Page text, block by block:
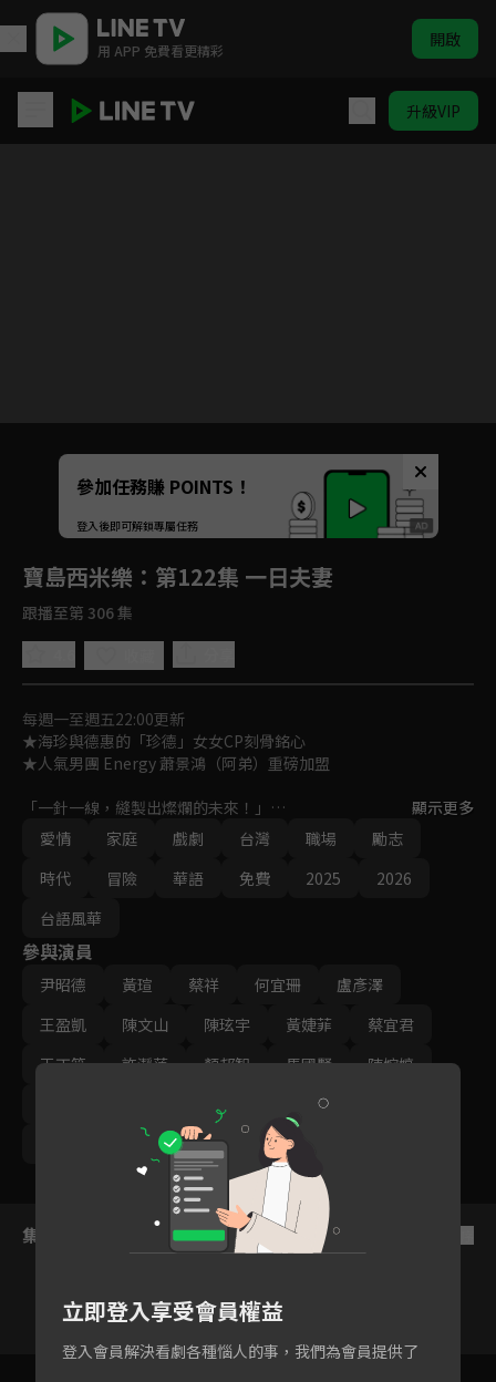
用 APP 免費看更精彩 開啟
升級VIP
Unmute
如有不便請見諒
參加任務賺 POINTS！
登入後即可解鎖專屬任務
寶島西米樂 ：第122集 一日夫妻
跟播至第 306 集
每週一至週五22:00更新
★海珍與德惠的「珍德」女女CP刻骨銘心
★人氣男團 Energy 蕭景鴻（阿弟）重磅加盟
「一針一線，縫製出燦爛的未來！」
女人在性別不平等時代裡，如何在男性主導的西裝產業中，克服艱
難成為女西裝師，並一針一線，縫製出燦爛的未來？
一段勇氣、親情與愛情交織的勵志成長故事！
顯示更多
愛情
家庭 戲劇 台灣 職場
勵志
時代
冒險 華語 免費 2025
2026
台語風華
參與演員
尹昭德 黃瑄 蔡祥 何宜珊
盧彥澤
王盈凱
陳文山 陳玹宇 黃婕菲
蔡宜君
王丁筑
許瀞蔆 顏邦智 馬國賢
陳婉婷
璟宣
集數列表
立即登入享受會員權益
登入會員解決看劇各種惱人的事，我們為會員提供了